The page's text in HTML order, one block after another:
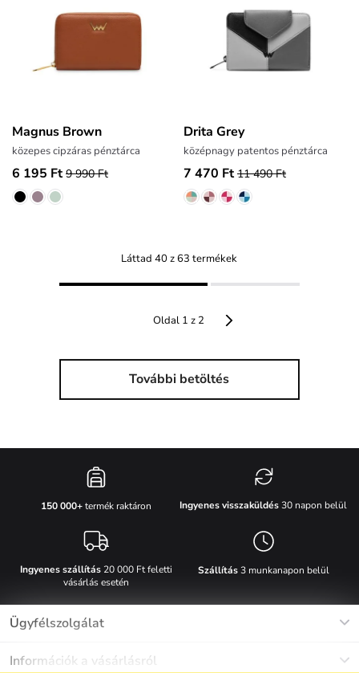
Magnus Brown
közepes cipzáras pénztárca
6 195 Ft 9 990 Ft
Drita Grey
középnagy patentos pénztárca
7 470 Ft 11 490 Ft
Láttad 40 z 63 termékek
Oldal 1 z 2
További betöltés
150 000+termék raktáron Ingyenes visszaküldés30 napon belül
Ingyenes szállítás20 000 Ft feletti
vásárlás esetén
Szállítás3 munkanapon belül
Ügyfélszolgálat
Információk a vásárlásról